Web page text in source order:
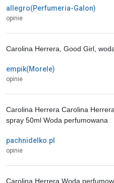
allegro(Perfumeria-Galon)
opinie
empik(Morele)
opinie
Carolina Herrera, Good Girl,
pachnidelko.pl
opinie
Carolina Herrera Carolina
spray 50ml Woda perfumowana
Carolina Herrera Woda